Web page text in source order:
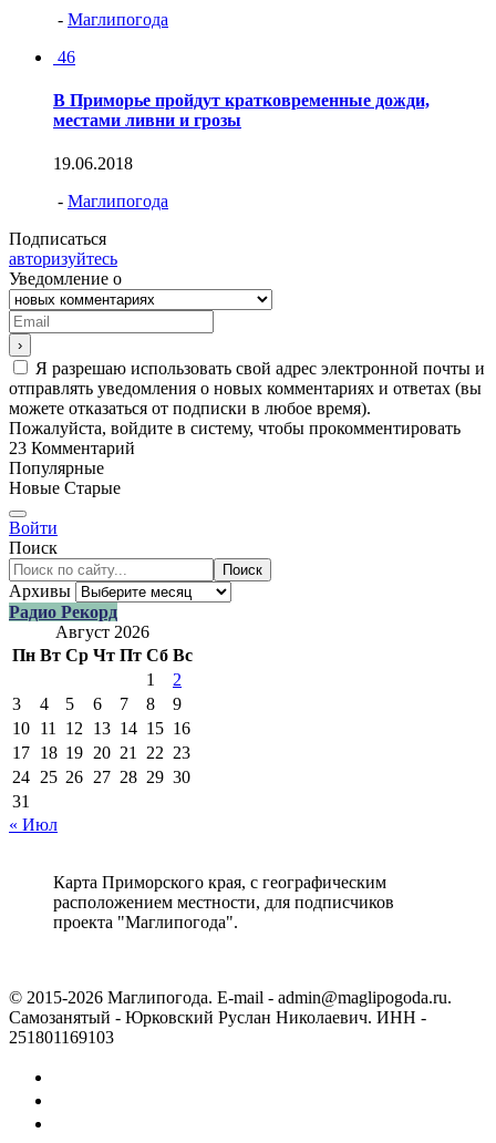
- Маглипогода
46
В Приморье пройдут кратковременные дожди,
местами ливни и грозы
19.06.2018
- Маглипогода
Подписаться
авторизуйтесь
Уведомление о
Я разрешаю использовать свой адрес электронной почты и
отправлять уведомления о новых комментариях и ответах (вы
можете отказаться от подписки в любое время).
Пожалуйста, войдите в систему, чтобы прокомментировать
23 Комментарий
Популярные
Новые Старые
Войти
Поиск
Поиск
Архивы
Радио Рекорд
Август 2026
Пн Вт Ср Чт Пт Сб Вс
1
2
3
4 5 6 7 8
9
10 11 12 13 14 15 16
17 18 19 20 21 22 23
24 25 26 27 28 29 30
31
« Июл
Карта Приморского края, с географическим
расположением местности, для подписчиков
проекта "Маглипогода".
© 2015-2026 Маглипогода. E-mail - admin@maglipogoda.ru.
Самозанятый - Юрковский Руслан Николаевич. ИНН -
251801169103